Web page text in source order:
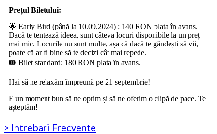
Prețul Biletului:
🌟 Early Bird (până la 10.09.2024) : 140 RON plata în avans.
Dacă te tentează ideea, sunt câteva locuri disponibile la un preț
mai mic. Locurile nu sunt multe, așa că dacă te gândești să vii,
poate că ar fi bine să te decizi cât mai repede.
🎟 Bilet standard: 180 RON plata în avans.
Hai să ne relaxăm împreună pe 21 septembrie!
E un moment bun să ne oprim și să ne oferim o clipă de pace. Te
așteptăm!
> Intrebari Frecvente